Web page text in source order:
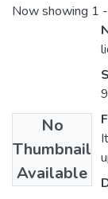
Now showing 1
No
Thumbnail
Available